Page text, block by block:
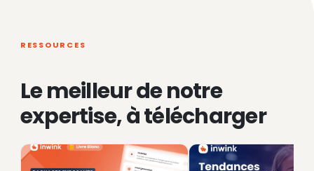
RESSOURCES
Le meilleur de notre
expertise, à télécharger